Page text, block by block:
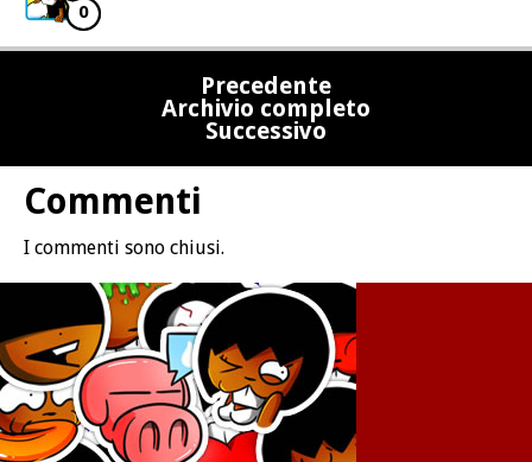
0
Precedente
Archivio completo
Successivo
Commenti
I commenti sono chiusi.